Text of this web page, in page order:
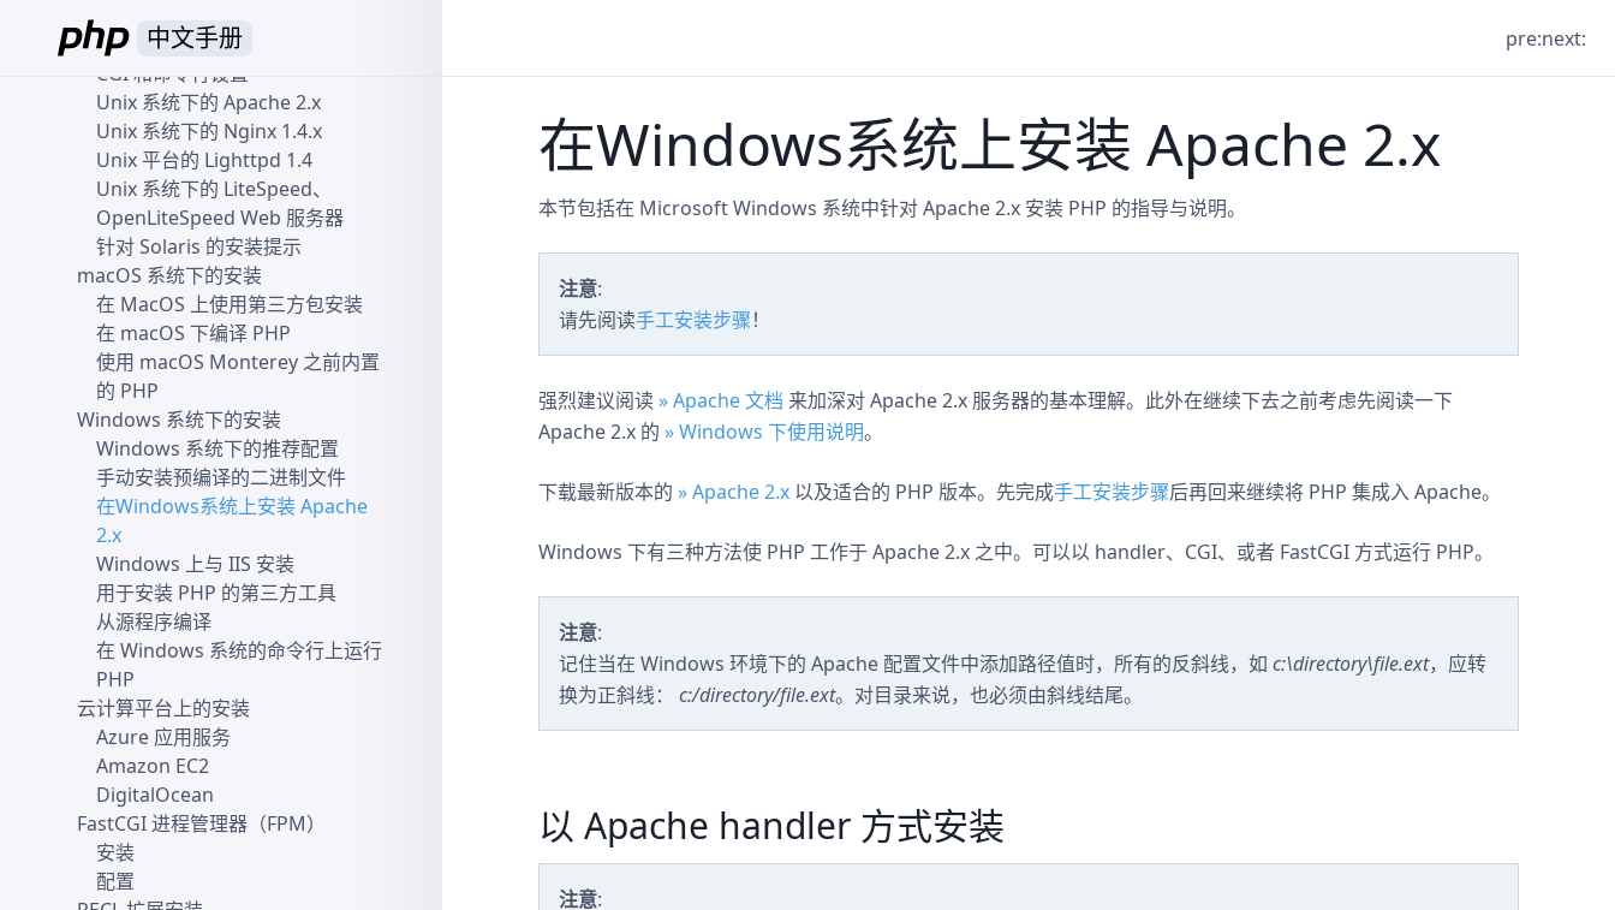
中文手册 pre:next:
在Windows系统上安装 Apache 2.x
本节包括在 Microsoft Windows 系统中针对 Apache 2.x 安装 PHP 的指导与说明。
注意:
请先阅读手工安装步骤！
强烈建议阅读» Apache 文档 来加深对 Apache 2.x 服务器的基本理解。此外在继续下去之前考虑先阅读一下
Apache 2.x 的 » Windows 下使用说明。
下载最新版本的 » Apache 2.x 以及适合的 PHP 版本。先完成手工安装步骤后再回来继续将 PHP 集成入 Apache。
Windows 下有三种方法使 PHP 工作于 Apache 2.x 之中。可以以 handler、CGI、或者 FastCGI 方式运行 PHP。
注意:
记住当在 Windows 环境下的 Apache 配置文件中添加路径值时，所有的反斜线，如 c:\directory\file.ext，应转
换为正斜线： c:/directory/file.ext。对目录来说，也必须由斜线结尾。
以 Apache handler 方式安装
注意:
安装
CGI 和命令行设置
Unix 系统下的 Apache 2.x
Unix 系统下的 Nginx 1.4.x
Unix 平台的 Lighttpd 1.4
Unix 系统下的 LiteSpeed、
OpenLiteSpeed Web 服务器
针对 Solaris 的安装提示
macOS 系统下的安装
在 MacOS 上使用第三方包安装
在 macOS 下编译 PHP
使用 macOS Monterey 之前内置
的 PHP
Windows 系统下的安装
Windows 系统下的推荐配置
手动安装预编译的二进制文件
在Windows系统上安装 Apache
2.x
Windows 上与 IIS 安装
用于安装 PHP 的第三方工具
从源程序编译
在 Windows 系统的命令行上运行
PHP
云计算平台上的安装
Azure 应用服务
Amazon EC2
DigitalOcean
FastCGI 进程管理器（FPM）
安装
配置